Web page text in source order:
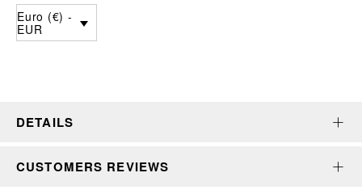
Euro (€) -
EUR
DETAILS
CUSTOMERS REVIEWS